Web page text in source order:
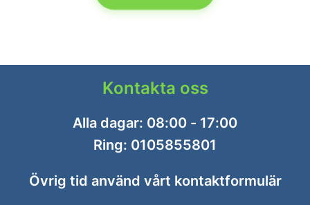
Kontakta oss
Alla dagar: 08:00 - 17:00
Ring: 0105855801
Övrig tid använd vårt kontaktformulär